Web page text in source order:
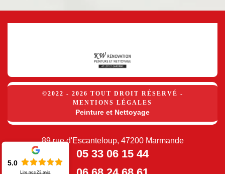
©2022 - 2026 TOUT DROIT RÉSERVÉ -
MENTIONS LÉGALES
Peinture et Nettoyage
89 rue d'Escanteloup, 47200 Marmande
05 33 06 15 44
5.0
Lire nos23 avis